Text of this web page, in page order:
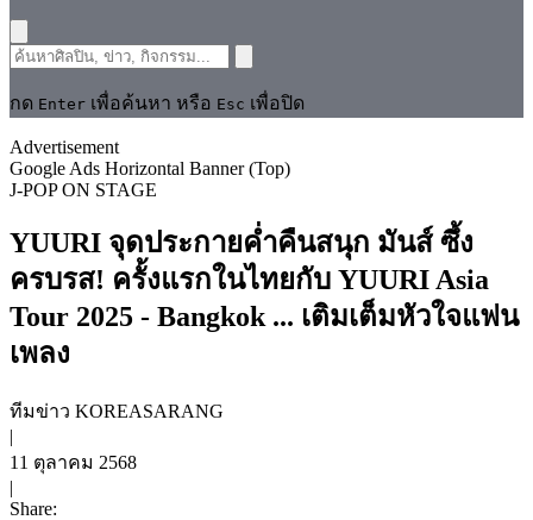
กด Enter เพื่อค้นหา หรือ Esc เพื่อปิด
Advertisement
Google Ads Horizontal Banner (Top)
J-POPON STAGE
YUURI จุดประกายค่ำคืนสนุก มันส์ ซึ้ง
ครบรส! ครั้งแรกในไทยกับ YUURI Asia
Tour 2025 - Bangkok ... เติมเต็มหัวใจแฟน
เพลง
ทีมข่าว KOREASARANG
|
11 ตุลาคม 2568
|
Share: